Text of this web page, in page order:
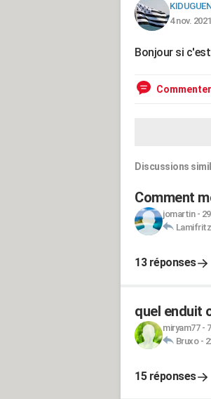
KIDUGUEN
4 nov.
Bonjour si
Commenter
Discussions
Comment
jomartin-
Lamifritz
13 réponses
quel enduit
miryam77-
Bruxo-
15 réponses